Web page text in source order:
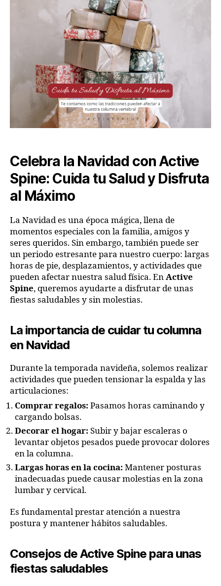
Celebra la Navidad con Active
Spine: Cuida tu Salud y Disfruta
al Máximo
La Navidad es una época mágica, llena de
momentos especiales con la familia, amigos y
seres queridos. Sin embargo, también puede ser
un periodo estresante para nuestro cuerpo: largas
horas de pie, desplazamientos, y actividades que
pueden afectar nuestra salud física. EnActive
Spine, queremos ayudarte a disfrutar de unas
fiestas saludables y sin molestias.
La importancia de cuidar tu columna
en Navidad
Durante la temporada navideña, solemos realizar
actividades que pueden tensionar la espalda y las
articulaciones:
Comprar regalos: Pasamos horas caminando y
cargando bolsas.
Decorar el hogar: Subir y bajar escaleras o
levantar objetos pesados puede provocar dolores
en la columna.
Largas horas en la cocina: Mantener posturas
inadecuadas puede causar molestias en la zona
lumbar y cervical.
Es fundamental prestar atención a nuestra
postura y mantener hábitos saludables.
Consejos de Active Spine para unas
fiestas saludables